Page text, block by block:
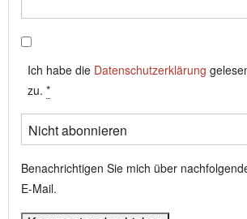
Ich habe die Datenschutzerklärung
zu. *
Benachrichtigen Sie mich über
E-Mail.